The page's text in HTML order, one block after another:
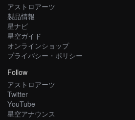
アストロアーツ
製品情報
星ナビ
星空ガイド
オンラインショップ
プライバシー・ポリシー
Follow
アストロアーツ
Twitter
YouTube
星空アナウンス